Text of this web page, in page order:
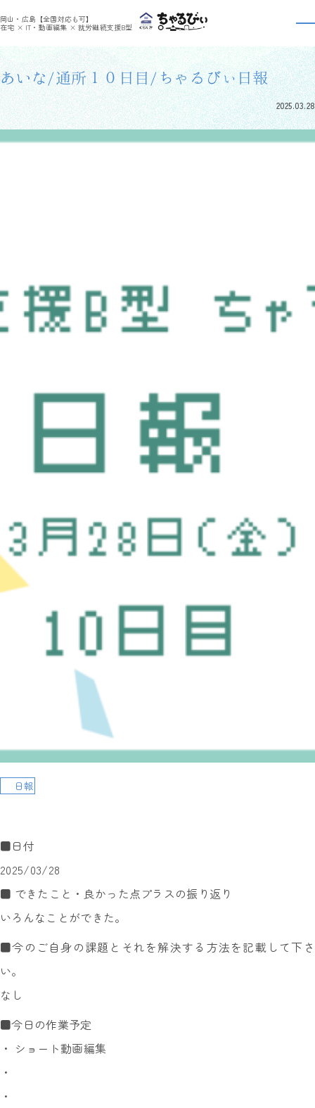
岡山・広島【全国対応も可】
在宅 × IT・動画編集 × 就労継続支援B型
利用者さんの日報 >
利用者さんの日報
あいな/通所１０日目/ちゃるびぃ日報
2025.03.28
日報
■日付
2025/03/28
■ できたこと・良かった点プラスの振り返り
いろんなことができた。
■今のご自身の課題とそれを解決する方法を記載して下さ
い。
なし
■今日の作業予定
・ ショート動画編集
・
・